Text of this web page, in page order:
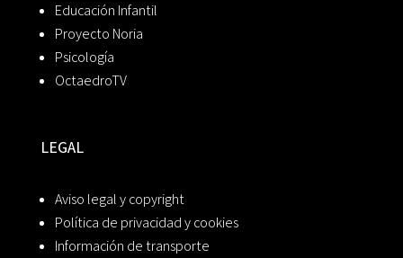
Educación Infantil
Proyecto Noria
Psicología
OctaedroTV
LEGAL
Aviso legal y copyright
Política de privacidad y cookies
Información de transporte